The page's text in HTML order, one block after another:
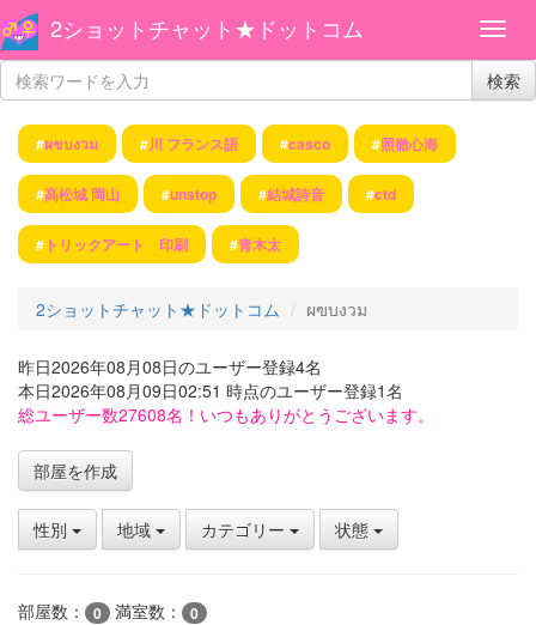
2ショットチャット★ドットコム
検索
#ผฃบงวม #川 フランス語 #casco #照徹心海
#高松城 岡山 #unstop #結城詩音 #ctd
# トリックアート 印刷 #青木太
2ショットチャット★ドットコム ผฃบงวม
昨日2026年08月08日のユーザー登録4名
本日2026年08月09日02:51 時点のユーザー登録1名
総ユーザー数27608名！いつもありがとうございます。
部屋を作成
性別 地域 カテゴリー 状態
部屋数： 0 満室数： 0